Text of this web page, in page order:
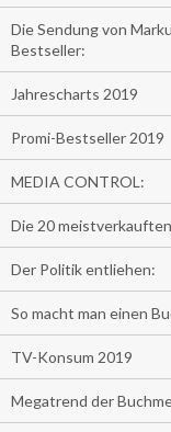
Die Sendung von
Bestseller:
Jahrescharts 2019
Promi-Bestseller 2019
MEDIA CONTROL:
Die 20
Der Politik entliehen:
So macht man einen
TV-Konsum 2019
Megatrend der